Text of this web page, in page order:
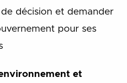
décision et demander
pour ses
et